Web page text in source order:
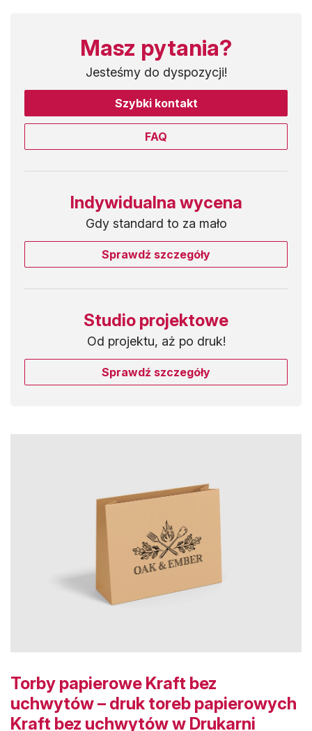
Torby papierowe Kraft bez
uchwytów – druk toreb papierowych
Kraft bez uchwytów w Drukarni
Masz pytania?
Jesteśmy do dyspozycji!
Szybki kontakt
FAQ
Indywidualna wycena
Gdy standard to za mało
Sprawdź szczegóły
Studio projektowe
Od projektu, aż po druk!
Sprawdź szczegóły